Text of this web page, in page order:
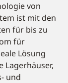
von
ist mit den
für bis zu
für
Lösung
und